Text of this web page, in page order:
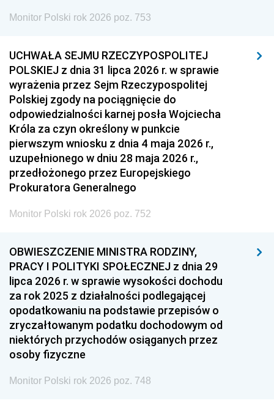
Monitor Polski rok 2026 poz. 753
UCHWAŁA SEJMU RZECZYPOSPOLITEJ
POLSKIEJ z dnia 31 lipca 2026 r. w sprawie
wyrażenia przez Sejm Rzeczypospolitej
Polskiej zgody na pociągnięcie do
odpowiedzialności karnej posła Wojciecha
Króla za czyn określony w punkcie
pierwszym wniosku z dnia 4 maja 2026 r.,
uzupełnionego w dniu 28 maja 2026 r.,
przedłożonego przez Europejskiego
Prokuratora Generalnego
Monitor Polski rok 2026 poz. 752
OBWIESZCZENIE MINISTRA RODZINY,
PRACY I POLITYKI SPOŁECZNEJ z dnia 29
lipca 2026 r. w sprawie wysokości dochodu
za rok 2025 z działalności podlegającej
opodatkowaniu na podstawie przepisów o
zryczałtowanym podatku dochodowym od
niektórych przychodów osiąganych przez
osoby fizyczne
Monitor Polski rok 2026 poz. 748